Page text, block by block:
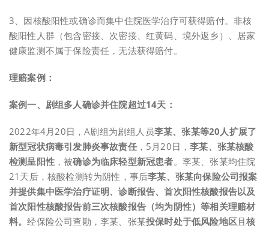
3、因核酸阳性或确诊而集中住院医学治疗可获得赔付。非核
酸阳性人群（包含密接、次密接、红黄码、境外返乡）、居家
健康监测不属于保险责任，无法获得赔付。
理赔案例：
案例一、剧组多人确诊并住院超过14天：
2022年4月20日，A剧组为剧组人员李某、张某等20人扩展了
新型冠状病毒引发肺炎事故责任，5月20日，李某、张某核酸
检测呈阳性 ，被确诊为临床轻型新冠患者。李某、张某均住院
21天后，核酸检测转为阴性，事后李某、张某向保险公司报案
并提供集中医学治疗证明、诊断报告、首次阳性核酸报告以及
首次阳性核酸报告前三次核酸报告（均为阴性）等相关理赔材
料。经保险公司查勘，李某、张某投保时处于低风险地区且核